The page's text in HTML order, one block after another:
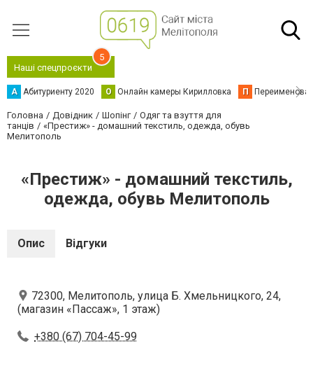
Наші спецпроєкти
5
А Абитуриенту 2020 О Онлайн камеры Кирилловка П
Головна Довідник Шопінг
Одяг та взуття для
танців
«Престиж» - домашний текстиль, одежда, обувь
Мелитополь
«Престиж» - домашний текстиль,
одежда, обувь Мелитополь
Опис Відгуки
72300, Мелитополь, улица Б. Хмельницкого, 24,
(магазин «Пассаж», 1 этаж)
+380 (67) 704-45-99